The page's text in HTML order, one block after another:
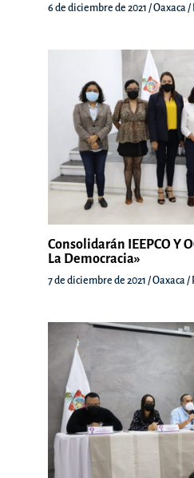
6 de diciembre de 2021 /Oaxaca /
Consolidarán IEEPCO Y
La Democracia»
7 de diciembre de 2021 /Oaxaca /